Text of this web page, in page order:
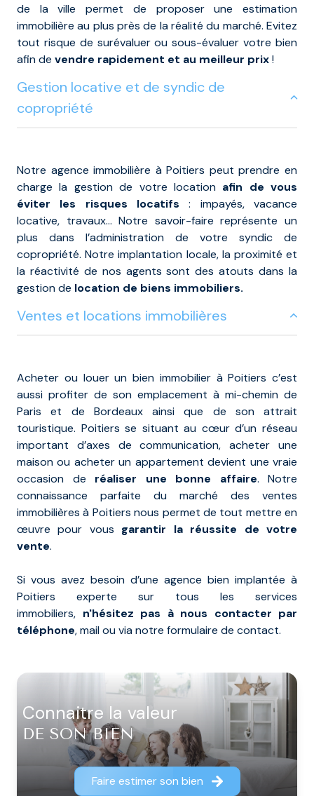
connaitre la valeur
DE SON BIEN
Faire estimer son bien
de la ville permet de proposer une estimation
immobilière au plus près de la réalité du marché. Evitez
tout risque de surévaluer ou sous-évaluer votre bien
afin de vendre rapidement et au meilleur prix!
Gestion locative et de syndic de
copropriété
Notre agence immobilière à Poitiers peut prendre en
charge la gestion de votre location afin de vous
éviter les risques locatifs : impayés, vacance
locative, travaux... Notre savoir-faire représente un
plus dans l’administration de votre syndic de
copropriété. Notre implantation locale, la proximité et
la réactivité de nos agents sont des atouts dans la
gestion de location de biens immobiliers.
Ventes et locations immobilières
Acheter ou louer un bien immobilier à Poitiers c’est
aussi profiter de son emplacement à mi-chemin de
Paris et de Bordeaux ainsi que de son attrait
touristique. Poitiers se situant au cœur d’un réseau
important d’axes de communication, acheter une
maison ou acheter un appartement devient une vraie
occasion de réaliser une bonne affaire. Notre
connaissance parfaite du marché des ventes
immobilières à Poitiers nous permet de tout mettre en
œuvre pour vous garantir la réussite de votre
vente.
Si vous avez besoin d’une agence bien implantée à
Poitiers experte sur tous les services
immobiliers, n'hésitez pas à nous contacter par
téléphone, mail ou via notre formulaire de contact.